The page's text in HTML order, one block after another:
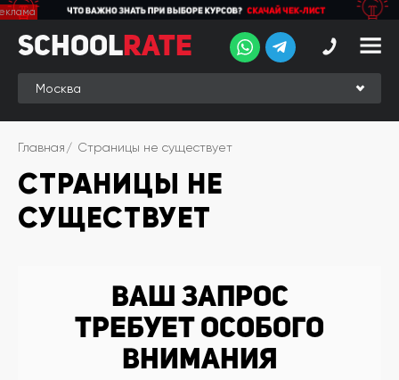
School
Rate
Рейтинг
Online-
рейтинг
Отзывы
студентов
английского
SchoolRate
Главная Страницы не существует
СТРАНИЦЫ НЕ
СУЩЕСТВУЕТ
Ваш запрос
требует особого
внимания